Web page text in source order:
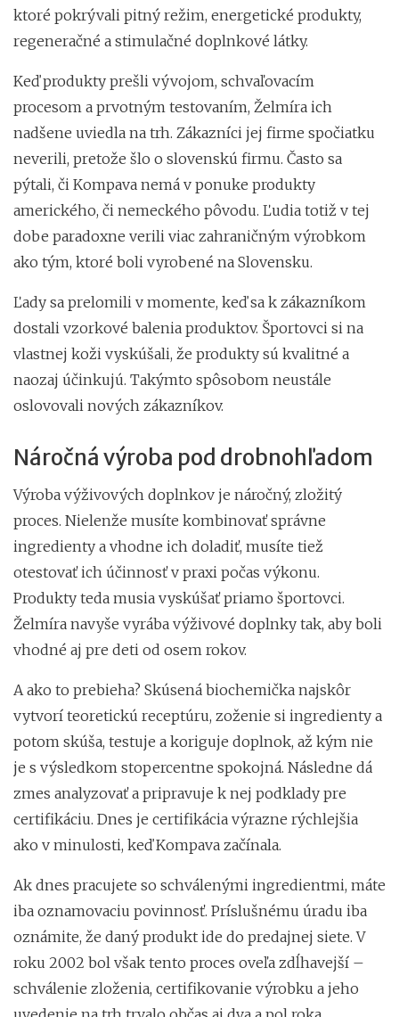
ktoré pokrývali pitný režim, energetické produkty,
regeneračné a stimulačné doplnkové látky.
Keď produkty prešli vývojom, schvaľovacím
procesom a prvotným testovaním, Želmíra ich
nadšene uviedla na trh. Zákazníci jej firme spočiatku
neverili, pretože šlo o slovenskú firmu. Často sa
pýtali, či Kompava nemá v ponuke produkty
amerického, či nemeckého pôvodu. Ľudia totiž v tej
dobe paradoxne verili viac zahraničným výrobkom
ako tým, ktoré boli vyrobené na Slovensku.
Ľady sa prelomili v momente, keď sa k zákazníkom
dostali vzorkové balenia produktov. Športovci si na
vlastnej koži vyskúšali, že produkty sú kvalitné a
naozaj účinkujú. Takýmto spôsobom neustále
oslovovali nových zákazníkov.
Náročná výroba pod drobnohľadom
Výroba výživových doplnkov je náročný, zložitý
proces. Nielenže musíte kombinovať správne
ingredienty a vhodne ich doladiť, musíte tiež
otestovať ich účinnosť v praxi počas výkonu.
Produkty teda musia vyskúšať priamo športovci.
Želmíra navyše vyrába výživové doplnky tak, aby boli
vhodné aj pre deti od osem rokov.
A ako to prebieha? Skúsená biochemička najskôr
vytvorí teoretickú receptúru, zoženie si ingredienty a
potom skúša, testuje a koriguje doplnok, až kým nie
je s výsledkom stopercentne spokojná. Následne dá
zmes analyzovať a pripravuje k nej podklady pre
certifikáciu. Dnes je certifikácia výrazne rýchlejšia
ako v minulosti, keď Kompava začínala.
Ak dnes pracujete so schválenými ingredientmi, máte
iba oznamovaciu povinnosť. Príslušnému úradu iba
oznámite, že daný produkt ide do predajnej siete. V
roku 2002 bol však tento proces oveľa zdĺhavejší –
schválenie zloženia, certifikovanie výrobku a jeho